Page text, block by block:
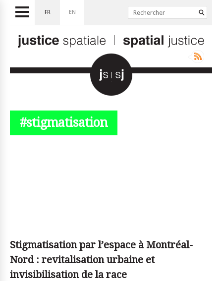
FR EN
#stigmatisation
Stigmatisation par l’espace à Montréal-
Nord : revitalisation urbaine et
invisibilisation de la race